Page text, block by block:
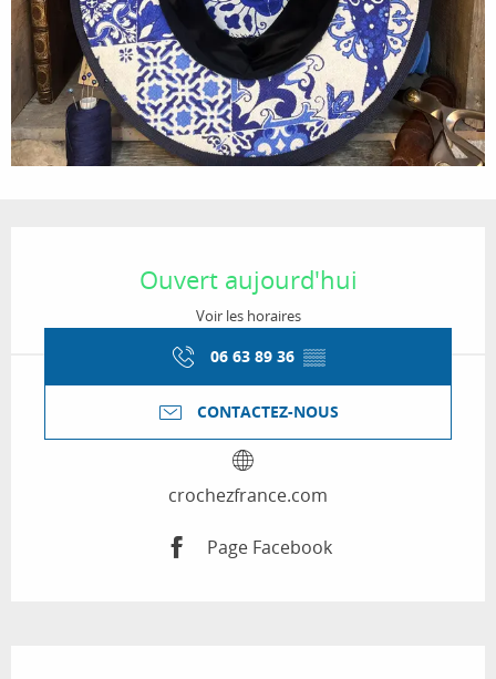
Ouvert aujourd'hui
Voir les horaires
06 63 89 36 ▒▒
CONTACTEZ-NOUS
crochezfrance.com
Page Facebook